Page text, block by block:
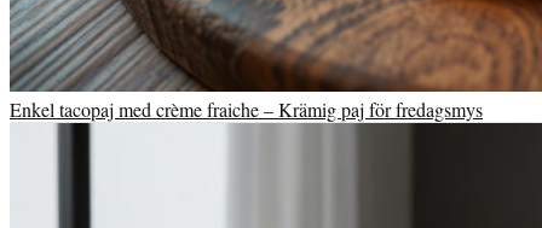
Enkel tacopaj med crème fraiche – Krämig paj för fredagsmys